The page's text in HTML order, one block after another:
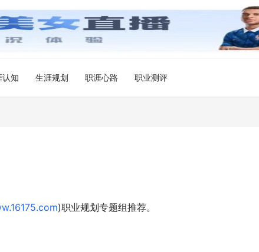
认知 生涯规划 职涯心路 职业测评
)职业规划专题组推荐。